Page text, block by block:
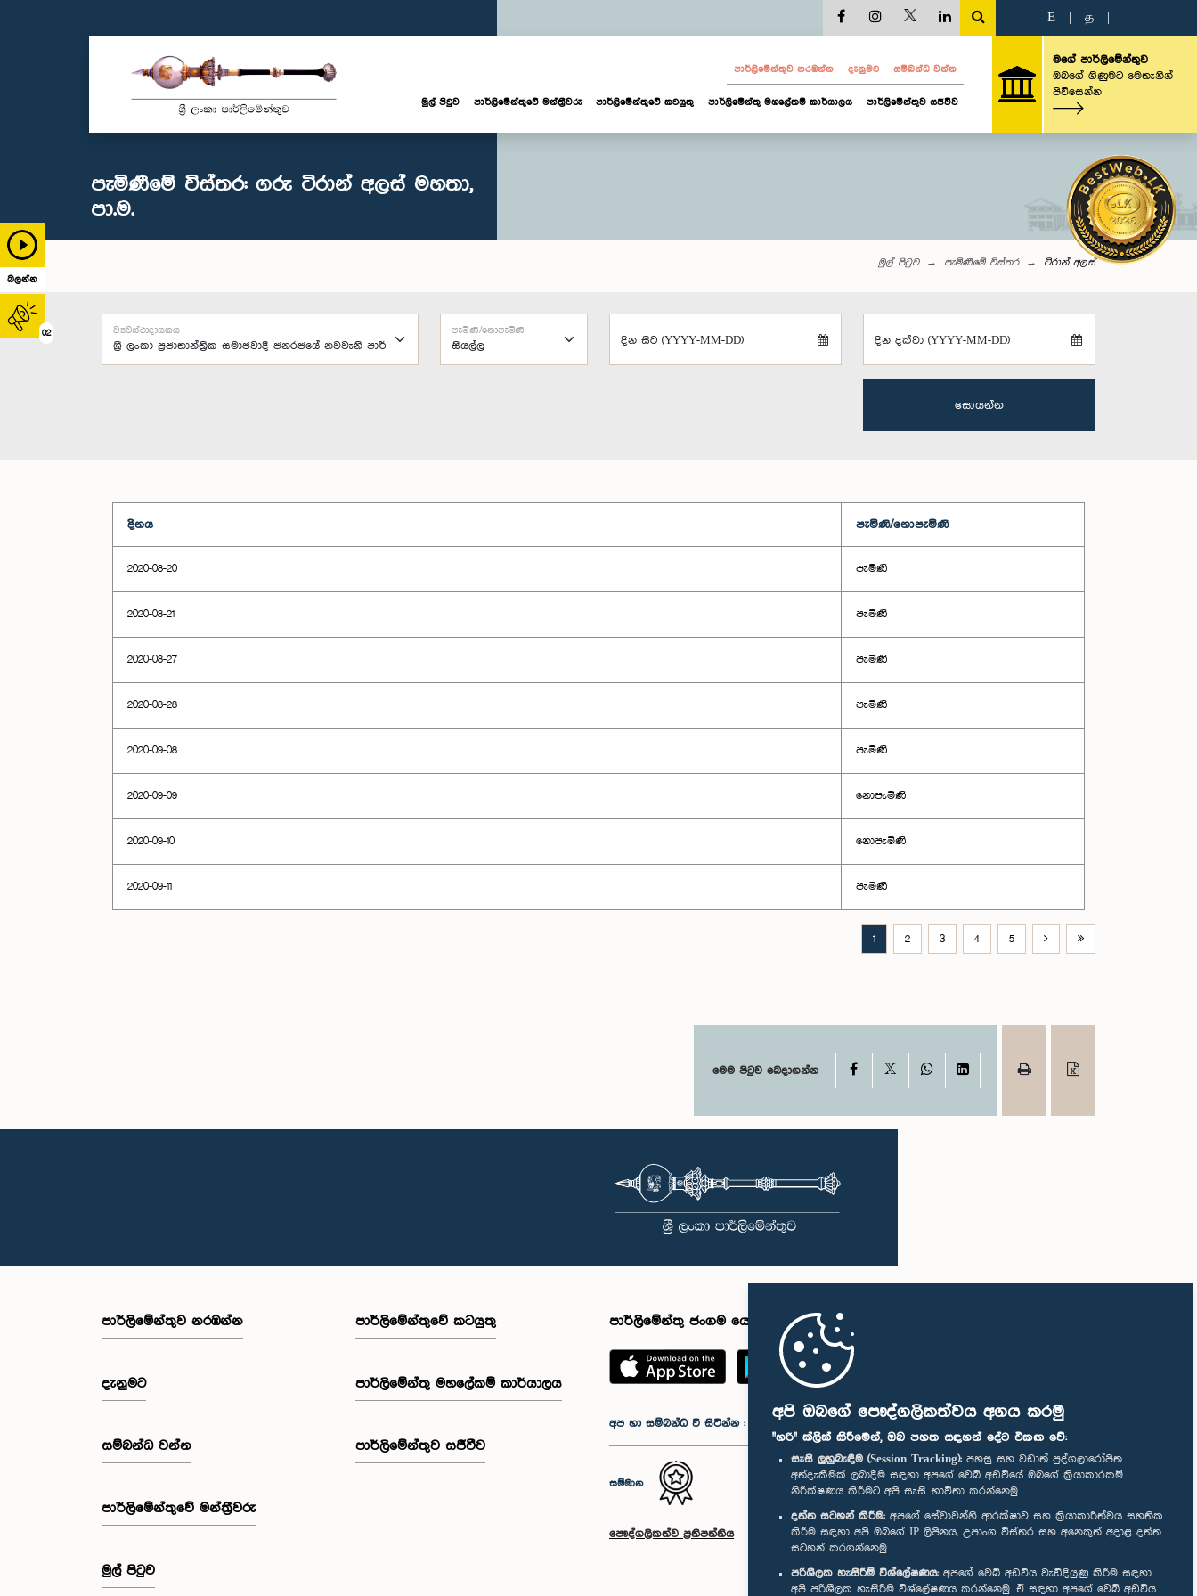
අපි ඔබගේ පෞද්ගලිකත්වය අගය කරමු
"හරි" ක්ලික් කිරීමෙන්, ඔබ පහත සඳහන් දේට එකඟ වේ:
සැසි ලුහුබැඳීම (Session Tracking): පහසු සහ වඩාත් පුද්ගලාරෝපිත
අත්දැකීමක් ලබාදීම සඳහා අපගේ වෙබ් අඩවියේ ඔබගේ ක්‍රියාකාරකම්
නිරීක්ෂණය කිරීමට අපි සැසි භාවිතා කරන්නෙමු.
දත්ත සටහන් කිරීම: අපගේ සේවාවන්හි ආරක්ෂාව සහ ක්‍රියාකාරීත්වය සහතික
කිරීම සඳහා අපි ඔබගේ IP ලිපිනය, උපාංග විස්තර සහ අනෙකුත් අදාළ දත්ත
සටහන් කරගන්නෙමු.
පරිශීලක හැසිරීම් විශ්ලේෂණය: අපගේ වෙබ් අඩවිය වැඩිදියුණු කිරීම සඳහා
අපි පරිශීලක හැසිරීම විශ්ලේෂණය කරන්නෙමු. ඒ සඳහා අපගේ වෙබ් අඩවිය
බලන්න
02
E த
පාර්ලි‌මේන්තුව නරඹන්න දැනුමට සම්බන්ධ වන්න
මුල් පිටුව පාර්ලි‌මේන්තුවේ මන්ත්‍රීවරු පාර්ලිමේන්තුවේ කටයුතු පාර්ලිමේන්තු මහලේකම් කාර්යාලය පාර්ලිමේන්තුව සජීවීව
මගේ පාර්ලිමේන්තුව
ඔබගේ ගිණුමට මෙතැනින්
පිවිසෙන්න
පැමිණීමේ විස්තර: ගරු ටිරාන් අලස් මහතා,
පා.ම.
මුල් පිටුව පැමිණීමේ විස්තර ටිරාන් අලස්
ව්‍යවස්ථාදායකය පැමිණි/නොපැමිණි
දින සිට (YYYY-MM-DD) දින දක්වා (YYYY-MM-DD)
සොයන්න
දිනය පැමිණි/නොපැමිණි
2020-08-20 පැමිණි
2020-08-21 පැමිණි
2020-08-27 පැමිණි
2020-08-28 පැමිණි
2020-09-08 පැමිණි
2020-09-09 නොපැමිණි
2020-09-10 නොපැමිණි
2020-09-11 පැමිණි
1 2 3 4 5
මෙම පිටුව බෙදාගන්න Facebook WhatsAppLinkedIn
පාර්ලි‌මේන්තුව නරඹන්න
දැනුමට
සම්බන්ධ වන්න
පාර්ලි‌මේන්තුවේ මන්ත්‍රීවරු
මුල් පිටුව
පාර්ලිමේන්තුවේ කටයුතු
පාර්ලිමේන්තු මහලේකම් කාර්යාලය
පාර්ලිමේන්තුව සජීවීව
පාර්ලිමේන්තු ජංගම යෙදුම
අප හා සම්බන්ධ වී සිටින්න :
සම්මාන
පෞද්ගලිකත්ව ප්‍රතිපත්තිය